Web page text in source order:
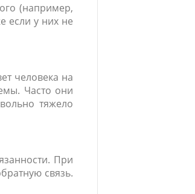
(например,
если у них не
человека на
Часто они
тяжело
При
связь.